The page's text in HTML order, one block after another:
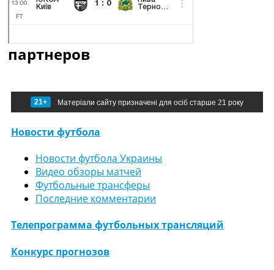
партнеров
21+ Матеріали сайту призначені для осіб старше 21 року
Новости футбола
Новости футбола Украины
Видео обзоры матчей
Футбольные трансферы
Последние комментарии
Телепрограмма футбольных трансляций
Конкурс прогнозов